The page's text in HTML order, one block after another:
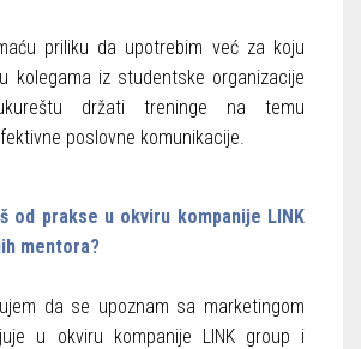
priliku da upotrebim već za koju
kolegama iz studentske organizacije
držati treninge na temu
poslovne komunikacije.
od prakse u okviru kompanije LINK
mentora?
da se upoznam sa marketingom
u okviru kompanije LINK group i